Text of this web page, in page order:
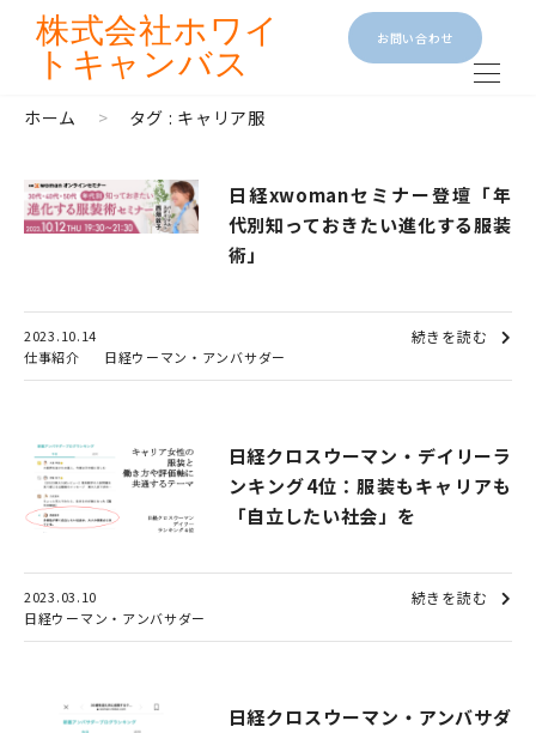
株式会社ホワイ
トキャンバス
お問い合わせ
ホーム > タグ : キャリア服
日経xwomanセミナー登壇「年
代別知っておきたい進化する服装
術」
2023.10.14
仕事紹介
日経ウーマン・アンバサダー
続きを読む
日経クロスウーマン・デイリーラ
ンキング4位：服装もキャリアも
「自立したい社会」を
2023.03.10
日経ウーマン・アンバサダー
続きを読む
日経クロスウーマン・アンバサダ